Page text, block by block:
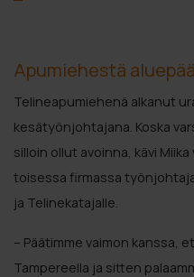
Apumiehestä
Telineapumiehenä alkanut
kesätyönjohtajana. Koska
silloin ollut avoinna, kävi
toisessa firmassa
ja Telinekatajalle.
– Päätimme vaimon kanssa,
Tampereella ja sitten